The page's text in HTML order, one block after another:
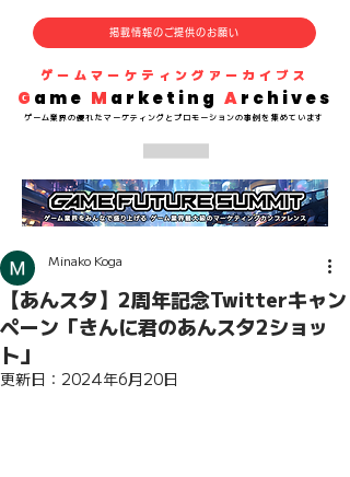
G ame M arketing Archives
​ゲーム業界の優れた マーケティングとプロモーションの事例を集めています
掲載情報のご提供のお願い
​ゲームマーケティングアーカイブス
【あんスタ】2周年記念Twitterキャン
ペーン「きんに君のあんスタ2ショッ
ト」
Minako Koga
更新日： 2024年6月20日